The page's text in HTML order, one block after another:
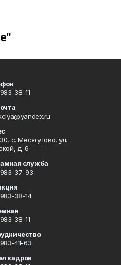
38-11
с. Месягутово, ул.
д. 6
служба
37-93
38-14
38-11
41-63
кадров